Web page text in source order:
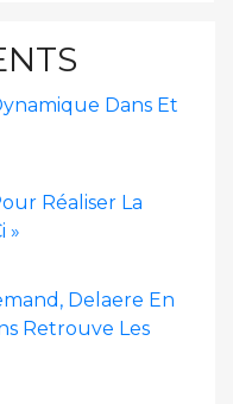
Dans Et
Réaliser La
»
Delaere En
Retrouve Les